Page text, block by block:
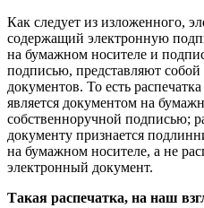
Как следует из изложенного,
содержащий электронную
на бумажном носителе и
подписью, представляют
документов. То есть
является документом на
собственноручной подписью;
документу признается
на бумажном носителе, а не
электронный документ.
Такая распечатка, на наш